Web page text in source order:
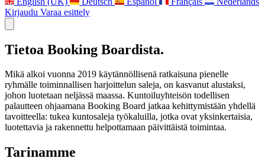
Kirjaudu Varaa esittely
Tietoa Booking Boardista.
Mikä alkoi vuonna 2019 käytännöllisenä ratkaisuna pienelle
ryhmälle toiminnallisen harjoittelun saleja, on kasvanut alustaksi,
johon luotetaan neljässä maassa. Kuntoiluyhteisön todellisen
palautteen ohjaamana Booking Board jatkaa kehittymistään yhdellä
tavoitteella: tukea kuntosaleja työkaluilla, jotka ovat yksinkertaisia,
luotettavia ja rakennettu helpottamaan päivittäistä toimintaa.
Tarinamme